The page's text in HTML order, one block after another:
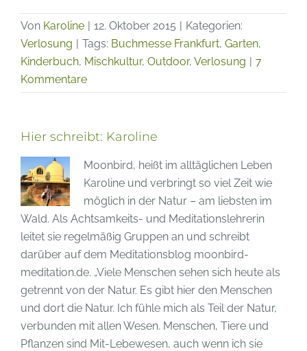
Von Karoline | 12. Oktober 2015 | Kategorien:
Verlosung | Tags: Buchmesse Frankfurt, Garten,
Kinderbuch, Mischkultur, Outdoor, Verlosung | 7
Kommentare
Hier schreibt: Karoline
Moonbird, heißt im alltäglichen Leben
Karoline und verbringt so viel Zeit wie
möglich in der Natur – am liebsten im
Wald. Als Achtsamkeits- und Meditationslehrerin
leitet sie regelmäßig Gruppen an und schreibt
darüber auf dem Meditationsblog moonbird-
meditation.de. „Viele Menschen sehen sich heute als
getrennt von der Natur. Es gibt hier den Menschen
und dort die Natur. Ich fühle mich als Teil der Natur,
verbunden mit allen Wesen. Menschen, Tiere und
Pflanzen sind Mit-Lebewesen, auch wenn ich sie